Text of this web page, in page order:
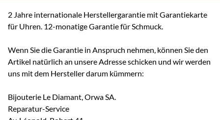
2 Jahre internationale Herstellergarantie mit Garantiekarte
für Uhren. 12-monatige Garantie für Schmuck.
Wenn Sie die Garantie in Anspruch nehmen, können Sie den
Artikel natürlich an unsere Adresse schicken und wir werden
uns mit dem Hersteller darum kümmern:
Bijouterie Le Diamant, Orwa SA.
Reparatur-Service